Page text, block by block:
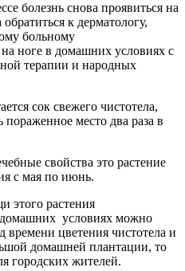
болезнь снова проявиться на
к дерматологу,
больному
ноге в домашних условиях с
терапии и народных
сок свежего чистотела,
пораженное место два раза в
свойства это растение
с мая по июнь.
этого растения
условиях можно
времени цветения чистотела и
домашней плантации, то
городских жителей.